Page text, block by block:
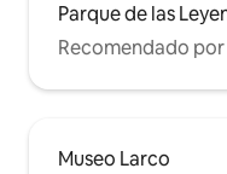
Parque de las
Recomendado
Museo Larco